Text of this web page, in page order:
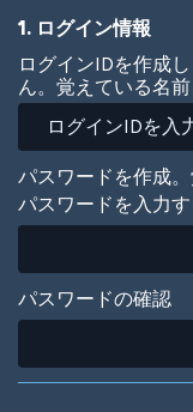
1. ログイン情報
ログインIDを作成
ん。覚えている名
パスワードを作成
パスワードを入力す
パスワードの確認